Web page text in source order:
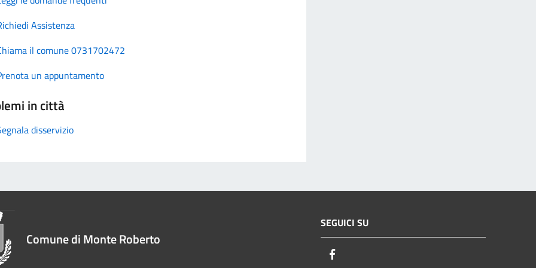
Assistenza
il comune 0731702472
un appuntamento
in città
disservizio
Comune di Monte Roberto
SEGUICI SU